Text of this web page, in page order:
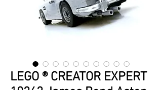
LEGO ® CREATOR EXPERT